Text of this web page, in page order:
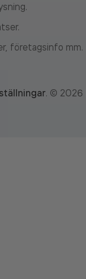
företagsinfo mm.
. © 2026